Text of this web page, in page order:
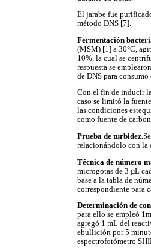
El jarabe fue
método DNS [7].
Fermentación
(MSM) [1] a 30°C,
10%, la cual se
respuesta se
de DNS para consumo
Con el fin de inducir
caso se limitó la
las condiciones
como fuente de
Prueba de turbidez.
relacionándolo con la
Técnica de número
microgotas de 3 µL
base a la tabla de
correspondiente para
Determinación de
para ello se empleó
agregó 1 mL del
ebullición por 5
espectrofotómetro